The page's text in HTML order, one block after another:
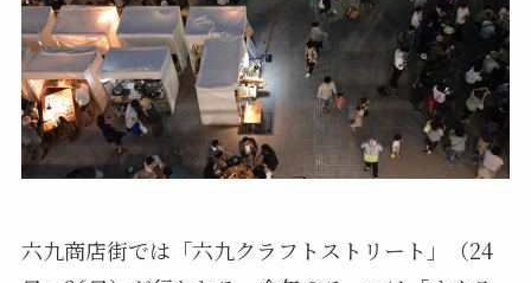
六九商店街では「六九クラフトストリート」（24